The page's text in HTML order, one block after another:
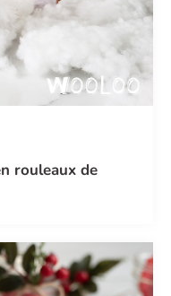
rouleaux de